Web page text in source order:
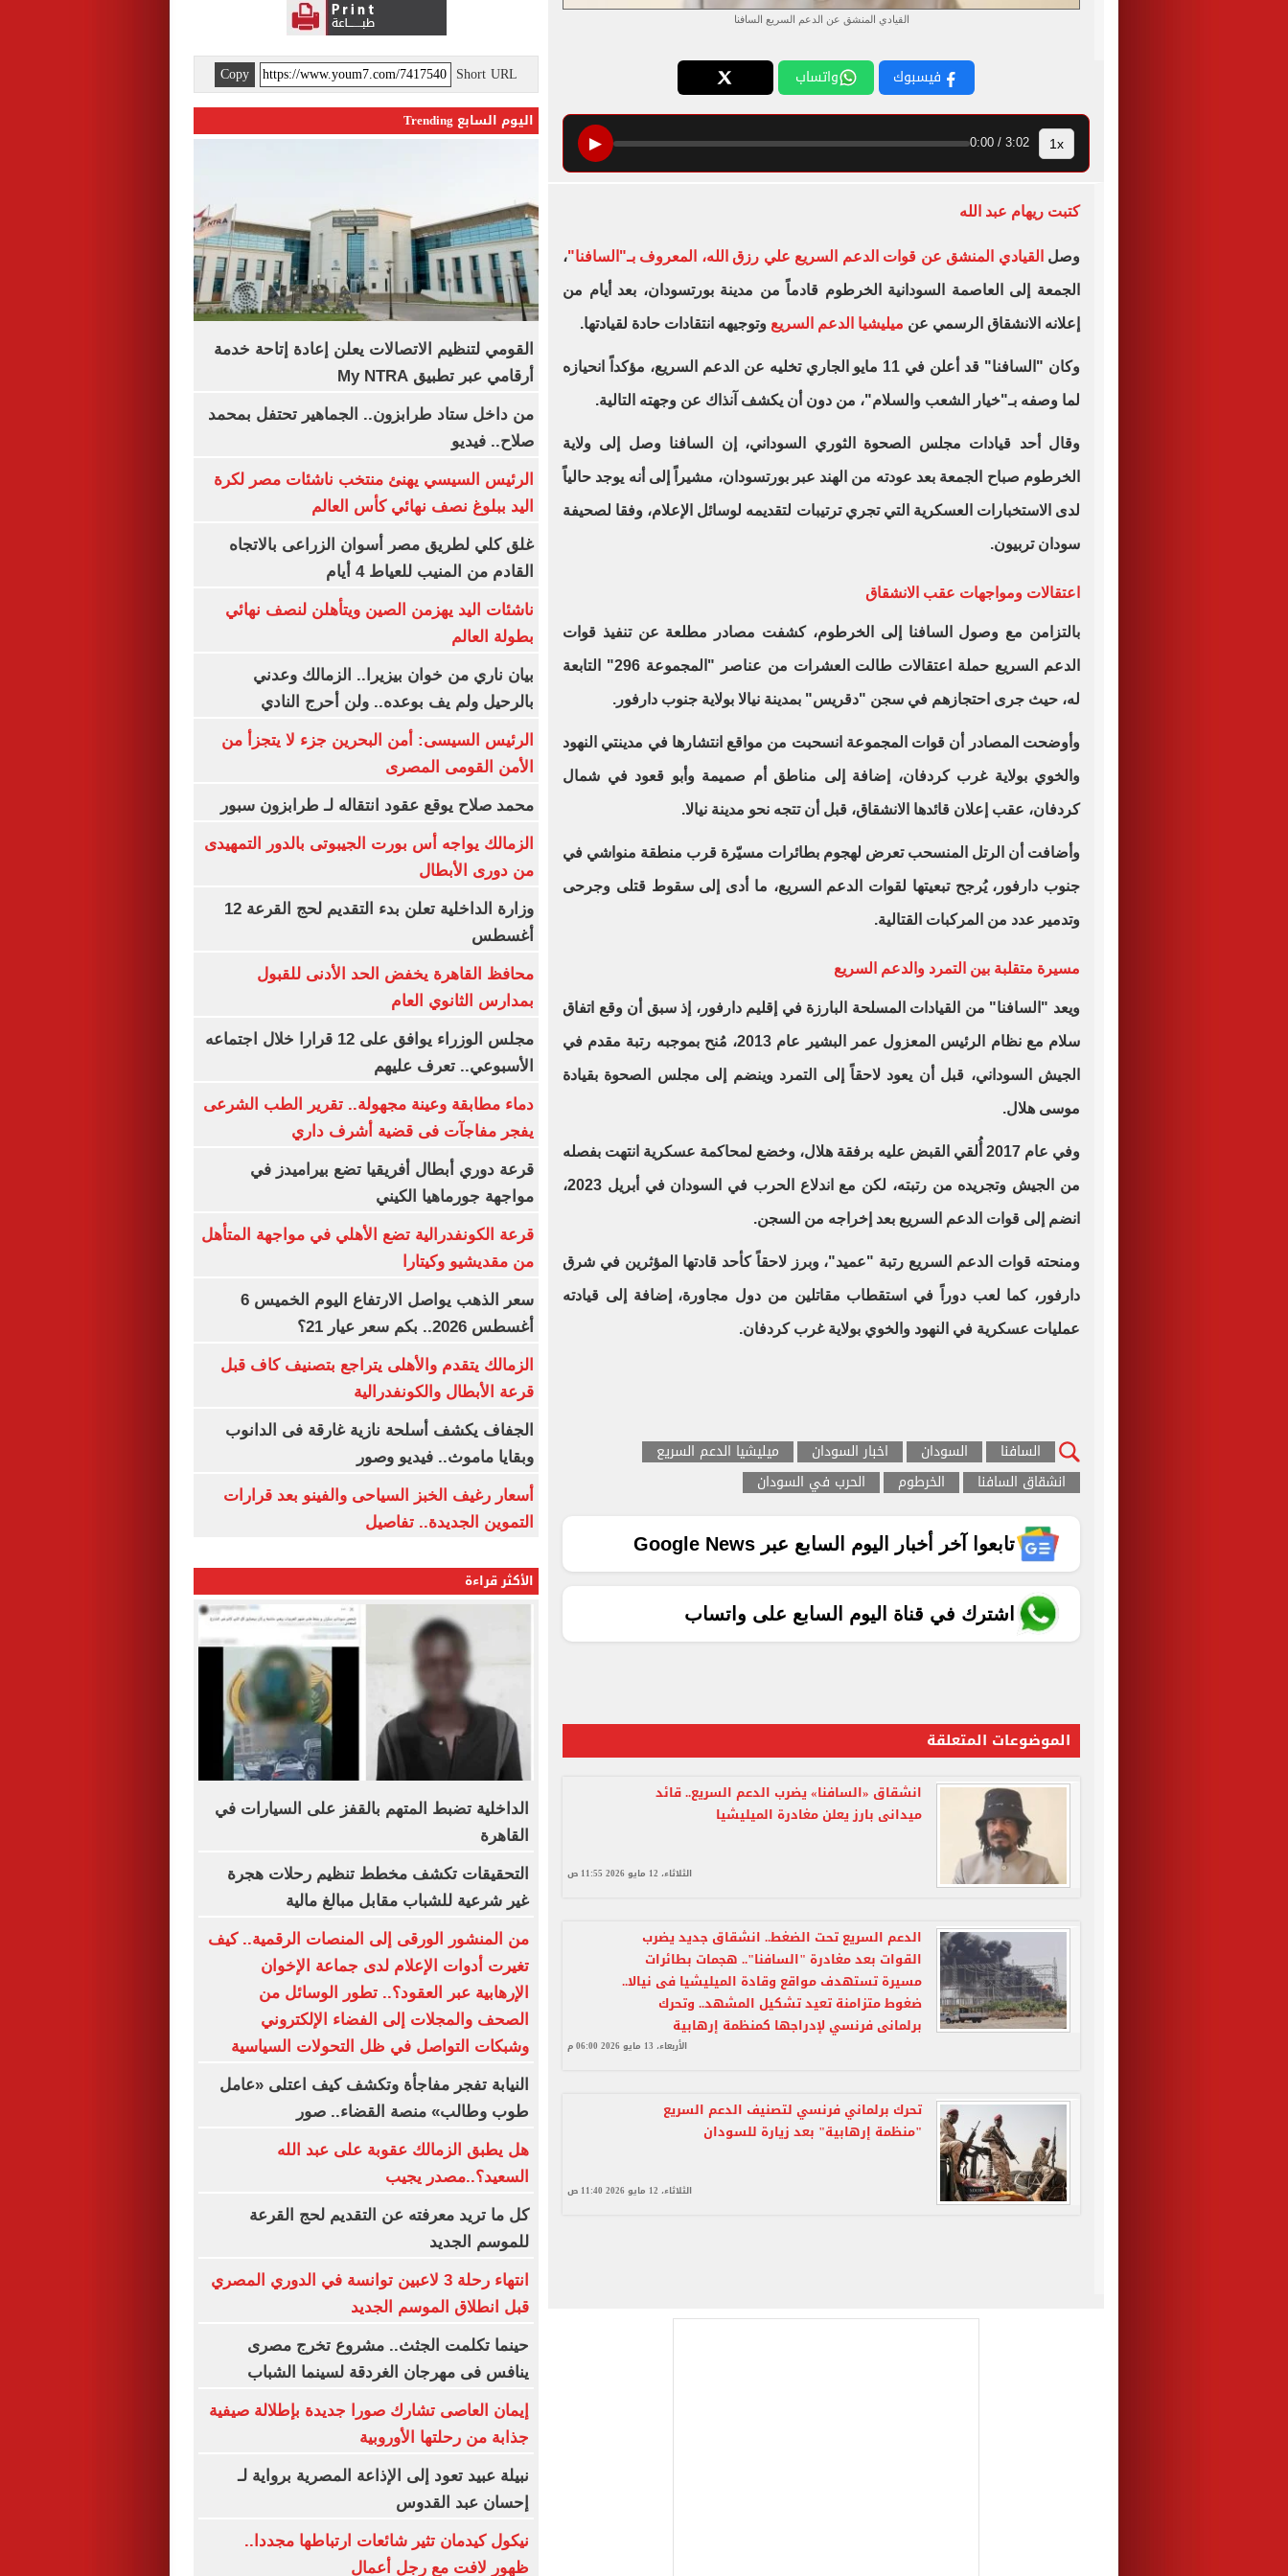
القيادي المنشق عن الدعم السريع السافنا
فيسبوك واتساب
▶ 3:02 / 0:00 1x
كتبت ريهام عبد الله
وصل القيادي المنشق عن قوات الدعم السريع علي رزق الله، المعروف بـ"السافنا"،
الجمعة إلى العاصمة السودانية الخرطوم قادماً من مدينة بورتسودان، بعد أيام من
إعلانه الانشقاق الرسمي عن ميليشيا الدعم السريع وتوجيهه انتقادات حادة لقيادتها.
وكان "السافنا" قد أعلن في 11 مايو الجاري تخليه عن الدعم السريع، مؤكداً انحيازه
لما وصفه بـ"خيار الشعب والسلام"، من دون أن يكشف آنذاك عن وجهته التالية.
وقال أحد قيادات مجلس الصحوة الثوري السوداني، إن السافنا وصل إلى ولاية
الخرطوم صباح الجمعة بعد عودته من الهند عبر بورتسودان، مشيراً إلى أنه يوجد حالياً
لدى الاستخبارات العسكرية التي تجري ترتيبات لتقديمه لوسائل الإعلام، وفقا لصحيفة
سودان تربيون.
اعتقالات ومواجهات عقب الانشقاق
بالتزامن مع وصول السافنا إلى الخرطوم، كشفت مصادر مطلعة عن تنفيذ قوات
الدعم السريع حملة اعتقالات طالت العشرات من عناصر "المجموعة 296" التابعة
له، حيث جرى احتجازهم في سجن "دقريس" بمدينة نيالا بولاية جنوب دارفور.
وأوضحت المصادر أن قوات المجموعة انسحبت من مواقع انتشارها في مدينتي النهود
والخوي بولاية غرب كردفان، إضافة إلى مناطق أم صميمة وأبو قعود في شمال
كردفان، عقب إعلان قائدها الانشقاق، قبل أن تتجه نحو مدينة نيالا.
وأضافت أن الرتل المنسحب تعرض لهجوم بطائرات مسيّرة قرب منطقة منواشي في
جنوب دارفور، يُرجح تبعيتها لقوات الدعم السريع، ما أدى إلى سقوط قتلى وجرحى
وتدمير عدد من المركبات القتالية.
مسيرة متقلبة بين التمرد والدعم السريع
ويعد "السافنا" من القيادات المسلحة البارزة في إقليم دارفور، إذ سبق أن وقع اتفاق
سلام مع نظام الرئيس المعزول عمر البشير عام 2013، مُنح بموجبه رتبة مقدم في
الجيش السوداني، قبل أن يعود لاحقاً إلى التمرد وينضم إلى مجلس الصحوة بقيادة
موسى هلال.
وفي عام 2017 أُلقي القبض عليه برفقة هلال، وخضع لمحاكمة عسكرية انتهت بفصله
من الجيش وتجريده من رتبته، لكن مع اندلاع الحرب في السودان في أبريل 2023،
انضم إلى قوات الدعم السريع بعد إخراجه من السجن.
ومنحته قوات الدعم السريع رتبة "عميد"، وبرز لاحقاً كأحد قادتها المؤثرين في شرق
دارفور، كما لعب دوراً في استقطاب مقاتلين من دول مجاورة، إضافة إلى قيادته
عمليات عسكرية في النهود والخوي بولاية غرب كردفان.
السافنا السودان اخبار السودان
ميليشيا الدعم السريع
انشقاق السافنا
الخرطوم الحرب في السودان
تابعوا آخر أخبار اليوم السابع عبر Google News
اشترك في قناة اليوم السابع على واتساب
الموضوعات المتعلقة
انشقاق «السافنا» يضرب الدعم السريع.. قائد
ميدانى بارز يعلن مغادرة الميليشيا
الثلاثاء، 12 مايو 2026 11:55 ص
الدعم السريع تحت الضغط.. انشقاق جديد يضرب
القوات بعد مغادرة "السافنا".. هجمات بطائرات
مسيرة تستهدف مواقع وقادة الميليشيا فى نيالا..
ضغوط متزامنة تعيد تشكيل المشهد.. وتحرك
برلمانى فرنسي لإدراجها كمنظمة إرهابية
الأربعاء، 13 مايو 2026 06:00 م
تحرك برلماني فرنسي لتصنيف الدعم السريع
"منظمة إرهابية" بعد زيارة للسودان
الثلاثاء، 12 مايو 2026 11:40 ص
Short URL
Copy
اليوم السابع Trending
القومي لتنظيم الاتصالات يعلن إعادة إتاحة خدمة
أرقامي عبر تطبيق My NTRA
من داخل ستاد طرابزون.. الجماهير تحتفل بمحمد
صلاح.. فيديو
الرئيس السيسي يهنئ منتخب ناشئات مصر لكرة
اليد ببلوغ نصف نهائي كأس العالم
غلق كلي لطريق مصر أسوان الزراعى بالاتجاه
القادم من المنيب للعياط 4 أيام
ناشئات اليد يهزمن الصين ويتأهلن لنصف نهائي
بطولة العالم
بيان ناري من خوان بيزيرا.. الزمالك وعدني
بالرحيل ولم يف بوعده.. ولن أحرج النادي
الرئيس السيسى: أمن البحرين جزء لا يتجزأ من
الأمن القومى المصرى
محمد صلاح يوقع عقود انتقاله لـ طرابزون سبور
الزمالك يواجه أس بورت الجيبوتى بالدور التمهيدى
من دورى الأبطال
وزارة الداخلية تعلن بدء التقديم لحج القرعة 12
أغسطس
محافظ القاهرة يخفض الحد الأدنى للقبول
بمدارس الثانوي العام
مجلس الوزراء يوافق على 12 قرارا خلال اجتماعه
الأسبوعي.. تعرف عليهم
دماء مطابقة وعينة مجهولة.. تقرير الطب الشرعى
يفجر مفاجآت فى قضية أشرف داري
قرعة دوري أبطال أفريقيا تضع بيراميدز في
مواجهة جورماهيا الكيني
قرعة الكونفدرالية تضع الأهلي في مواجهة المتأهل
من مقديشيو وكيتارا
سعر الذهب يواصل الارتفاع اليوم الخميس 6
أغسطس 2026.. بكم سعر عيار 21؟
الزمالك يتقدم والأهلى يتراجع بتصنيف كاف قبل
قرعة الأبطال والكونفدرالية
الجفاف يكشف أسلحة نازية غارقة فى الدانوب
وبقايا ماموث.. فيديو وصور
أسعار رغيف الخبز السياحى والفينو بعد قرارات
التموين الجديدة.. تفاصيل
الأكثر قراءة
الداخلية تضبط المتهم بالقفز على السيارات في
القاهرة
التحقيقات تكشف مخطط تنظيم رحلات هجرة
غير شرعية للشباب مقابل مبالغ مالية
من المنشور الورقى إلى المنصات الرقمية.. كيف
تغيرت أدوات الإعلام لدى جماعة الإخوان
الإرهابية عبر العقود؟.. تطور الوسائل من
الصحف والمجلات إلى الفضاء الإلكتروني
وشبكات التواصل في ظل التحولات السياسية
النيابة تفجر مفاجأة وتكشف كيف اعتلى «عامل
طوب وطالب» منصة القضاء.. صور
هل يطبق الزمالك عقوبة على عبد الله
السعيد؟..مصدر يجيب
كل ما تريد معرفته عن التقديم لحج القرعة
للموسم الجديد
انتهاء رحلة 3 لاعبين توانسة في الدوري المصري
قبل انطلاق الموسم الجديد
حينما تكلمت الجثث.. مشروع تخرج مصرى
ينافس فى مهرجان الغردقة لسينما الشباب
إيمان العاصى تشارك صورا جديدة بإطلالة صيفية
جذابة من رحلتها الأوروبية
نبيلة عبيد تعود إلى الإذاعة المصرية برواية لـ
إحسان عبد القدوس
نيكول كيدمان تثير شائعات ارتباطها مجددا..
ظهور لافت مع رجل أعمال